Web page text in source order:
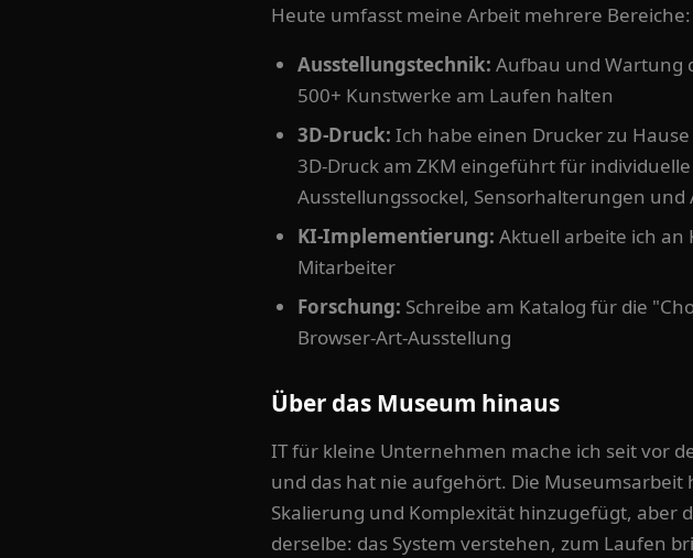
Heute umfasst meine Arbeit mehrere Bereiche:
Ausstellungstechnik: Aufbau und Wartung
500+ Kunstwerke am Laufen halten
3D-Druck: Ich habe einen Drucker zu
3D-Druck am ZKM eingeführt für individuelle
Ausstellungssockel, Sensorhalterungen und
KI-Implementierung: Aktuell arbeite ich an
Mitarbeiter
Forschung: Schreibe am Katalog für die
Browser-Art-Ausstellung
Über das Museum hinaus
IT für kleine Unternehmen mache ich seit vor
und das hat nie aufgehört. Die Museumsarbeit
Skalierung und Komplexität hinzugefügt, aber
derselbe: das System verstehen, zum Laufen